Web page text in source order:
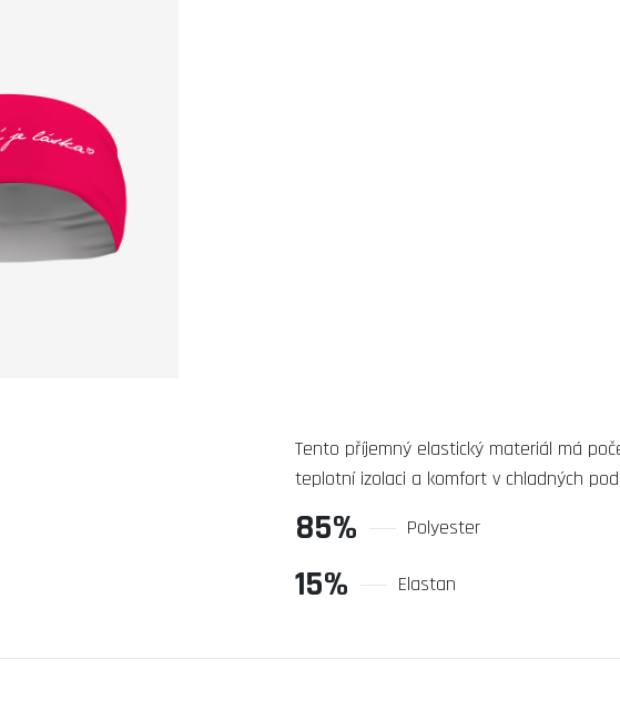
Tento příjemný elastický materiál má
teplotní izolaci a komfort v chladných
85% Polyester
15% Elastan